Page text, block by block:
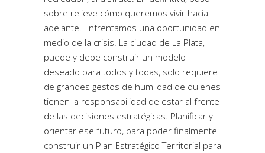
sobre relieve cómo queremos vivir hacia
adelante. Enfrentamos una oportunidad en
medio de la crisis. La ciudad de La Plata,
puede y debe construir un modelo
deseado para todos y todas, solo requiere
de grandes gestos de humildad de quienes
tienen la responsabilidad de estar al frente
de las decisiones estratégicas. Planificar y
orientar ese futuro, para poder finalmente
construir un Plan Estratégico Territorial para